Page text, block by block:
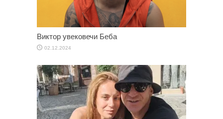
Виктор увековечи Беба
02.12.2024